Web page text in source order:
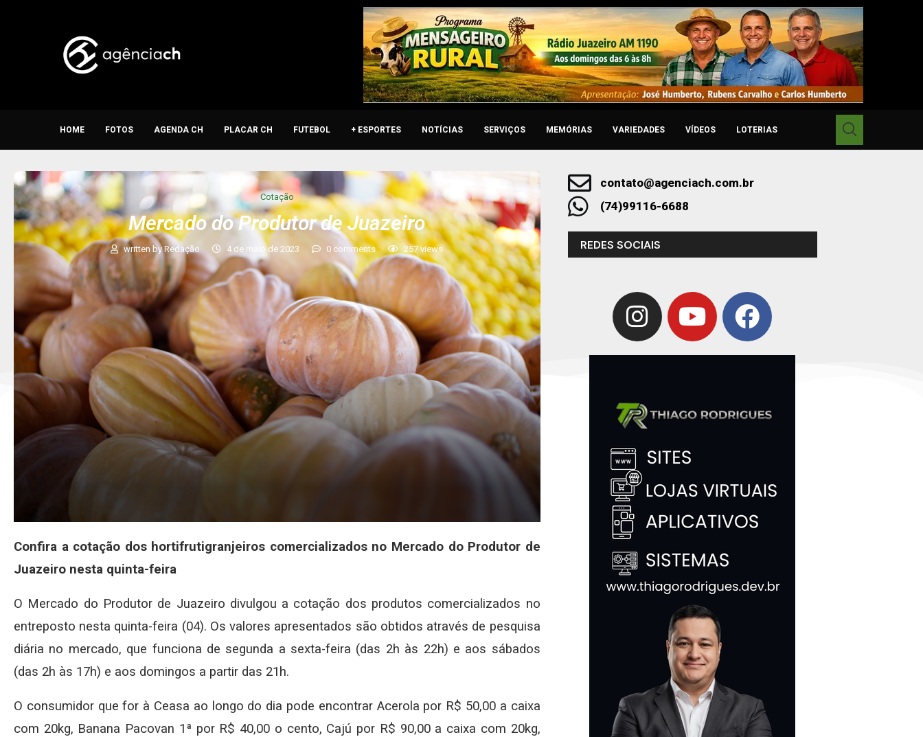
HOME FOTOS AGENDA CH PLACAR CH FUTEBOL + ESPORTES NOTÍCIAS SERVIÇOS MEMÓRIAS VARIEDADES VÍDEOS LOTERIAS
Cotação
Mercado do Produtor de Juazeiro
written byRedação 4 de maio de 2023 0 comments 257views
Confira a cotação dos hortifrutigranjeiros comercializados no Mercado do Produtor de
Juazeiro nesta quinta-feira
O Mercado do Produtor de Juazeiro divulgou a cotação dos produtos comercializados no
entreposto nesta quinta-feira (04). Os valores apresentados são obtidos através de pesquisa
diária no mercado, que funciona de segunda a sexta-feira (das 2h às 22h) e aos sábados
(das 2h às 17h) e aos domingos a partir das 21h.
O consumidor que for à Ceasa ao longo do dia pode encontrar Acerola por R$ 50,00 a caixa
com 20kg, Banana Pacovan 1ª por R$ 40,00 o cento, Cajú por R$ 90,00 a caixa com 20kg,
contato@agenciach.com.br
(74)99116-6688
REDES SOCIAIS